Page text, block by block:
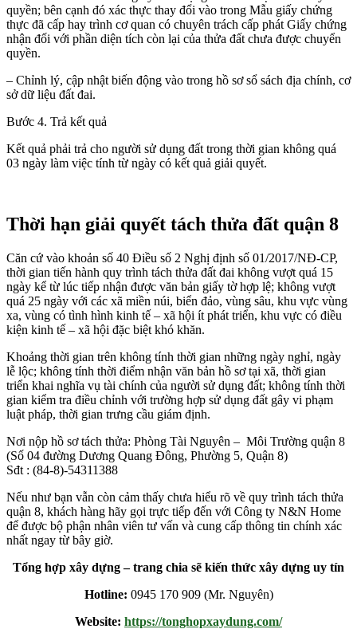
quyền; bên cạnh đó xác thực thay đổi vào trong Mẫu giấy chứng
thực đã cấp hay trình cơ quan có chuyên trách cấp phát Giấy chứng
nhận đối với phần diện tích còn lại của thửa đất chưa được chuyển
quyền.
– Chỉnh lý, cập nhật biến động vào trong hồ sơ sổ sách địa chính, cơ
sở dữ liệu đất đai.
Bước 4. Trả kết quả
Kết quả phải trả cho người sử dụng đất trong thời gian không quá
03 ngày làm việc tính từ ngày có kết quả giải quyết.
Thời hạn giải quyết tách thửa đất quận 8
Căn cứ vào khoản số 40 Điều số 2 Nghị định số 01/2017/NĐ-CP,
thời gian tiến hành quy trình tách thửa đất đai không vượt quá 15
ngày kể từ lúc tiếp nhận được văn bản giấy tờ hợp lệ; không vượt
quá 25 ngày với các xã miền núi, biển đảo, vùng sâu, khu vực vùng
xa, vùng có tình hình kinh tế – xã hội ít phát triển, khu vực có điều
kiện kinh tế – xã hội đặc biệt khó khăn.
Khoảng thời gian trên không tính thời gian những ngày nghỉ, ngày
lễ lộc; không tính thời điểm nhận văn bản hồ sơ tại xã, thời gian
triển khai nghĩa vụ tài chính của người sử dụng đất; không tính thời
gian kiểm tra điều chỉnh với trường hợp sử dụng đất gây vi phạm
luật pháp, thời gian trưng cầu giám định.
Nơi nộp hồ sơ tách thửa: Phòng Tài Nguyên – Môi Trường quận 8
(Số 04 đường Dương Quang Đông, Phường 5, Quận 8)
Sđt : (84-8)-54311388
Nếu như bạn vẫn còn cảm thấy chưa hiểu rõ về quy trình tách thửa
quận 8, khách hàng hãy gọi trực tiếp đến với Công ty N&N Home
để được bộ phận nhân viên tư vấn và cung cấp thông tin chính xác
nhất ngay từ bây giờ.
Tổng hợp xây dựng – trang chia sẽ kiến thức xây dựng uy tín
Hotline: 0945 170 909 (Mr. Nguyên)
Website: https://tonghopxaydung.com/